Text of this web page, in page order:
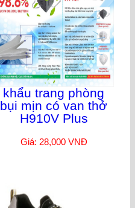
khẩu trang phòng
bụi mịn có van thở
H910V Plus
Giá: 28,000 VNĐ